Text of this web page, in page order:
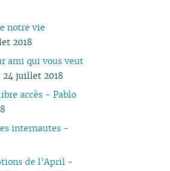
notre vie
2018
ami qui vous veut
juillet 2018
accès - Pablo
internautes -
de l’April -